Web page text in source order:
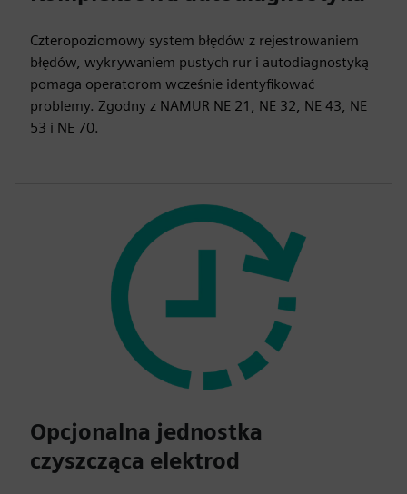
Czteropoziomowy system błędów z rejestrowaniem
błędów, wykrywaniem pustych rur i autodiagnostyką
pomaga operatorom wcześnie identyfikować
problemy. Zgodny z NAMUR NE 21, NE 32, NE 43, NE
53 i NE 70.
Opcjonalna jednostka
czyszcząca elektrod